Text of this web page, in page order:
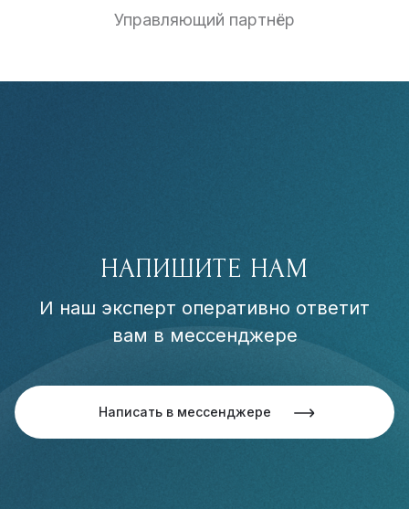
Управляющий партнёр
НАПИШИТЕ НАМ
И наш эксперт оперативно ответит
вам в мессенджере
Написать в мессенджере